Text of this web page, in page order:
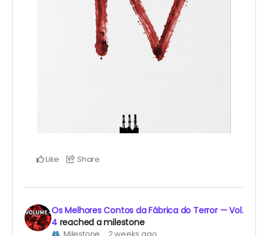
Like Share
Os Melhores Contos da Fábrica do Terror — Vol.
4 reached a milestone
Milestone 2 weeks ago